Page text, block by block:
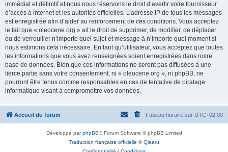
immédiat et définitif et nous nous réservons le droit d’avertir votre fournisseur
d’accès à internet et les autorités officielles. L’adresse IP de tous les messages
est enregistrée afin d’aider au renforcement de ces conditions. Vous acceptez
le fait que « oleocene.org » ait le droit de supprimer, de modifier, de déplacer
ou de verrouiller n’importe quel sujet et message à n’importe quel moment si
nous estimons cela nécessaire. En tant qu’utilisateur, vous acceptez que toutes
les informations que vous avez renseignées soient enregistrées dans notre
base de données. Bien que ces informations ne seront pas diffusées à une
tierce partie sans votre consentement, ni « oleocene.org », ni phpBB, ne
pourront être tenus comme responsables en cas de tentative de piratage
informatique visant à compromettre vos données.
Accueil du forum Fuseau horaire sur UTC+02:00
Développé parphpBB® Forum Software © phpBB Limited
Traduction française officielle ©Qiaeru